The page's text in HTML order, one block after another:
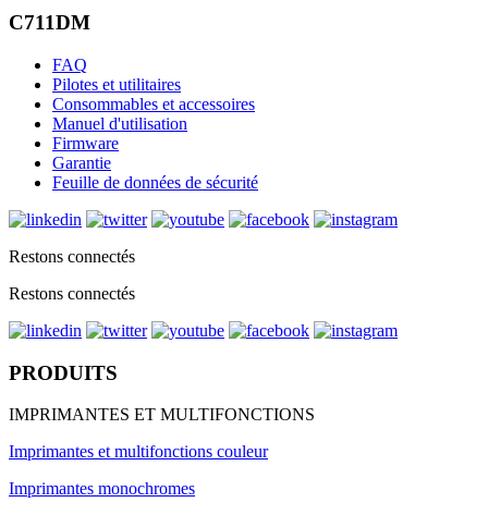
C711DM
FAQ
Pilotes et utilitaires
Consommables et accessoires
Manuel d'utilisation
Firmware
Garantie
Feuille de données de sécurité
Restons connectés
Restons connectés
PRODUITS
IMPRIMANTES ET MULTIFONCTIONS
Imprimantes et multifonctions couleur
Imprimantes monochromes